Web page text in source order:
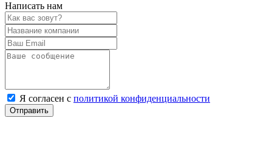
Написать нам
Я согласен с политикой конфиденциальности
Отправить